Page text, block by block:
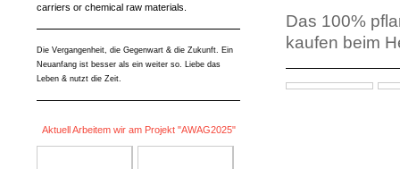
carriers or chemical raw materials.
Die Vergangenheit, die Gegenwart & die Zukunft. Ein
Neuanfang ist besser als ein weiter so. Liebe das
Leben & nutzt die Zeit.
Aktuell Arbeitem wir am Projekt "AWAG2025"
Das 100%
kaufen beim